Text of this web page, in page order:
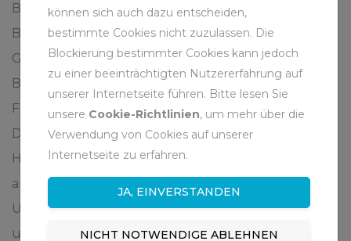
Bergleute auf dem Bergwerk Franz Haniel in
Bottrop die letzte Tonne Kohle zu Tage. Seit
Generationen spiegeln sich die zentralen Werte des
Bergbaus im Bild des Bergmanns wider:
Füreinander da sein, Vertrauen, Verlässlichkeit.
Diese Werte gelten heute angesichts neuer
Herausforderungen umso mehr. Das Know-how
aus über 100 Jahren Ingenieurpraxis macht den
Unterschied in Zeiten des nachhaltigen Wandels
und des Lebenszyklusdenkens im Bergbau.
können sich auch dazu entscheiden,
bestimmte Cookies nicht zuzulassen. Die
Blockierung bestimmter Cookies kann jedoch
zu einer beeinträchtigten Nutzererfahrung auf
unserer Internetseite führen. Bitte lesen Sie
unsere Cookie-Richtlinien, um mehr über die
Verwendung von Cookies auf unserer
Internetseite zu erfahren.
JA, EINVERSTANDEN
NICHT NOTWENDIGE ABLEHNEN